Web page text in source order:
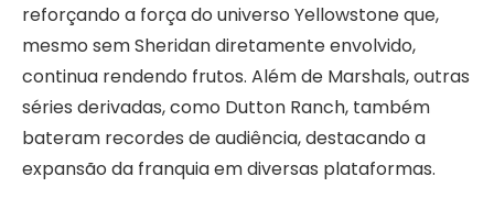
reforçando a força do universo Yellowstone que,
mesmo sem Sheridan diretamente envolvido,
continua rendendo frutos. Além de Marshals, outras
séries derivadas, como Dutton Ranch, também
bateram recordes de audiência, destacando a
expansão da franquia em diversas plataformas.